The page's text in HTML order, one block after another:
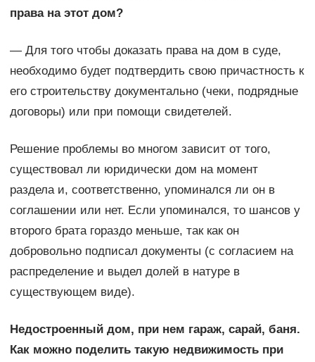
права на этот дом?
— Для того чтобы доказать права на дом в суде,
необходимо будет подтвердить свою причастность к
его строительству документально (чеки, подрядные
договоры) или при помощи свидетелей.
Решение проблемы во многом зависит от того,
существовал ли юридически дом на момент
раздела и, соответственно, упоминался ли он в
соглашении или нет. Если упоминался, то шансов у
второго брата гораздо меньше, так как он
добровольно подписал документы (с согласием на
распределение и выдел долей в натуре в
существующем виде).
Недостроенный дом, при нем гараж, сарай, баня.
Как можно поделить такую недвижимость при